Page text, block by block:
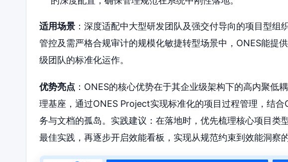
适用场景 ：深度适配中大型研发团队及强交付导向的项目型组
管控及需严格合规审计的规模化敏捷转型场景中，ONES能提
级团队的标准化运作。
优势亮点 ：ONES的核心优势在于其企业级架构下的高内聚低
理基座，通过ONES Project实现标准化的项目过程管理，结
务与文档的孤岛。实践建议：在落地时，优先梳理核心项目类
最佳实践，再逐步开启效能看板，实现从规范约束到效能洞察